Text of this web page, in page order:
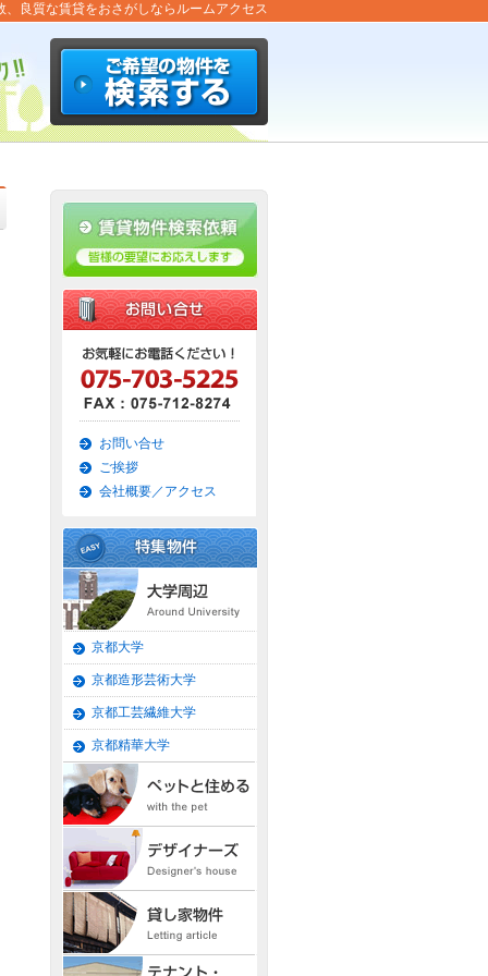
良質な賃貸をおさがしならルームアクセス
お問い合せ
ご挨拶
会社概要／アクセス
京都大学
京都造形芸術大学
京都工芸繊維大学
京都精華大学